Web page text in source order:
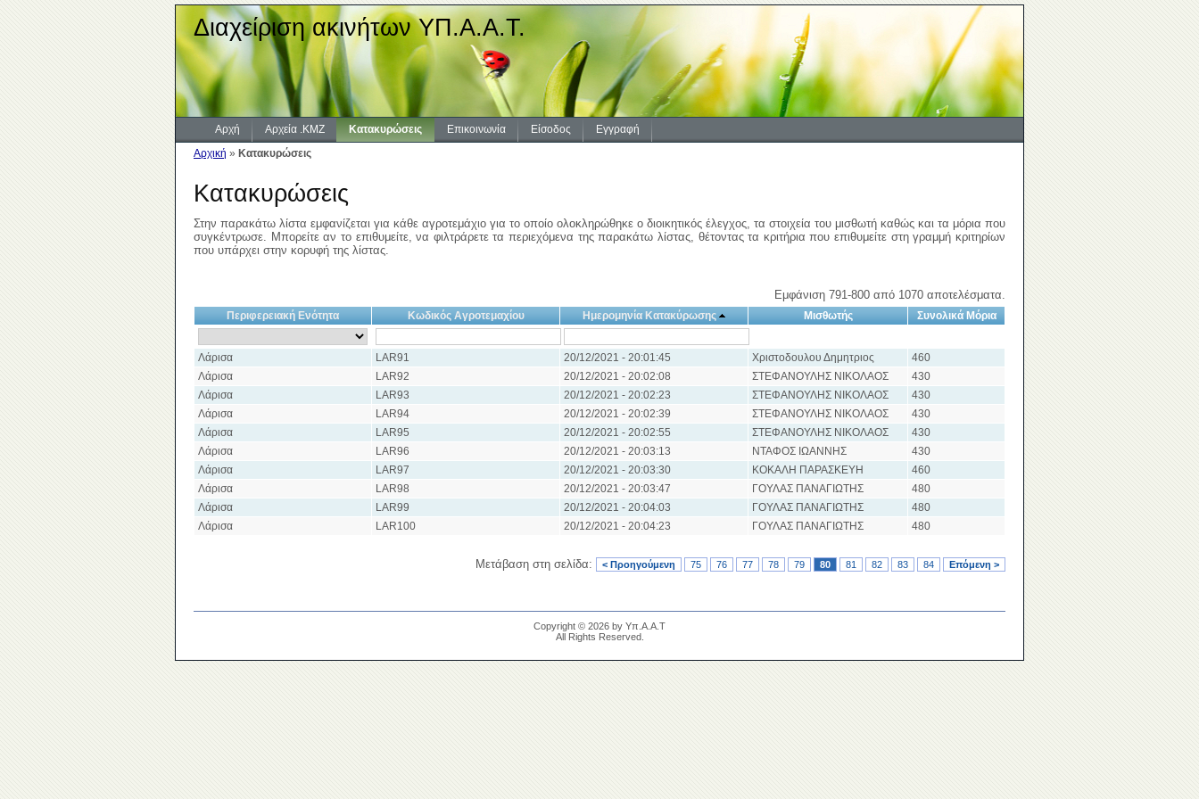
Διαχείριση ακινήτων ΥΠ.Α.Α.Τ.
Αρχή Αρχεία .KMZ Κατακυρώσεις Επικοινωνία Είσοδος
Εγγραφή
Αρχική » Κατακυρώσεις
Κατακυρώσεις
Στην παρακάτω λίστα εμφανίζεται για κάθε αγροτεμάχιο για το οποίο ολοκληρώθηκε ο διοικητικός έλεγχος, τα στοιχεία του μισθωτή καθώς και τα μόρια που
συγκέντρωσε. Μπορείτε αν το επιθυμείτε, να φιλτράρετε τα περιεχόμενα της παρακάτω λίστας, θέτοντας τα κριτήρια που επιθυμείτε στη γραμμή κριτηρίων
που υπάρχει στην κορυφή της λίστας.
Εμφάνιση 791-800 από 1070 αποτελέσματα.
Περιφερειακή Ενότητα Κωδικός Αγροτεμαχίου Ημερομηνία Κατακύρωσης Μισθωτής Συνολικά Μόρια
Λάρισα LAR91 20/12/2021 - 20:01:45 Χριστοδουλου Δημητριος
460
Λάρισα
LAR92 20/12/2021 - 20:02:08 ΣΤΕΦΑΝΟΥΛΗΣ ΝΙΚΟΛΑΟΣ
430
Λάρισα
LAR93 20/12/2021 - 20:02:23 ΣΤΕΦΑΝΟΥΛΗΣ ΝΙΚΟΛΑΟΣ
430
Λάρισα
LAR94 20/12/2021 - 20:02:39 ΣΤΕΦΑΝΟΥΛΗΣ ΝΙΚΟΛΑΟΣ
430
Λάρισα
LAR95 20/12/2021 - 20:02:55 ΣΤΕΦΑΝΟΥΛΗΣ ΝΙΚΟΛΑΟΣ
430
Λάρισα
LAR96 20/12/2021 - 20:03:13 ΝΤΑΦΟΣ ΙΩΑΝΝΗΣ
430
Λάρισα
LAR97 20/12/2021 - 20:03:30 ΚΟΚΑΛΗ ΠΑΡΑΣΚΕΥΗ
460
Λάρισα
LAR98 20/12/2021 - 20:03:47 ΓΟΥΛΑΣ ΠΑΝΑΓΙΩΤΗΣ
480
Λάρισα
LAR99 20/12/2021 - 20:04:03 ΓΟΥΛΑΣ ΠΑΝΑΓΙΩΤΗΣ
480
Λάρισα
LAR100 20/12/2021 - 20:04:23 ΓΟΥΛΑΣ ΠΑΝΑΓΙΩΤΗΣ 480
Μετάβαση στη σελίδα: < Προηγούμενη 75 76 77 78 79 80 81 82 83 84 Επόμενη >
Copyright © 2026 by Υπ.Α.Α.Τ
All Rights Reserved.